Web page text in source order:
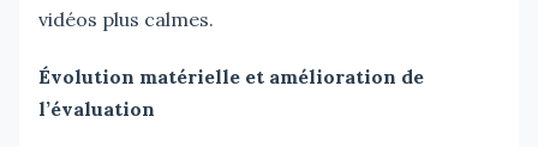
vidéos plus calmes.
Évolution matérielle et amélioration de
l’évaluation